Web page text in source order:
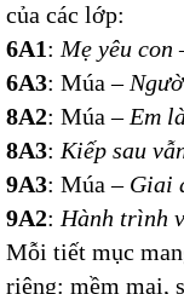
của các lớp:
6A1: Mẹ yêu con
6A3: Múa –
8A2: Múa – Em
8A3: Kiếp sau
9A3: Múa – Giai
9A2: Hành trình
Mỗi tiết mục
riêng: mềm mại,